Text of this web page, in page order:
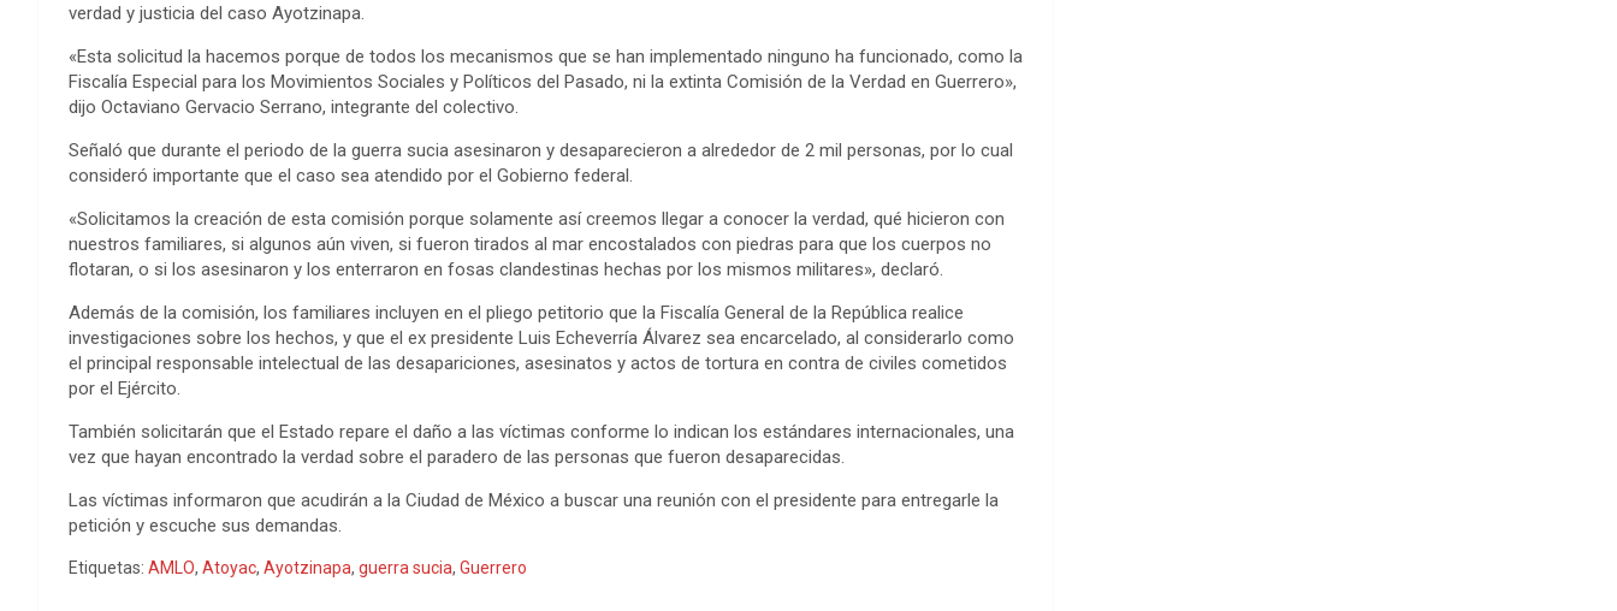
verdad y justicia del caso Ayotzinapa.
«Esta solicitud la hacemos porque de todos los mecanismos que se han implementado ninguno ha funcionado, como la
Fiscalía Especial para los Movimientos Sociales y Políticos del Pasado, ni la extinta Comisión de la Verdad en Guerrero»,
dijo Octaviano Gervacio Serrano, integrante del colectivo.
Señaló que durante el periodo de la guerra sucia asesinaron y desaparecieron a alrededor de 2 mil personas, por lo cual
consideró importante que el caso sea atendido por el Gobierno federal.
«Solicitamos la creación de esta comisión porque solamente así creemos llegar a conocer la verdad, qué hicieron con
nuestros familiares, si algunos aún viven, si fueron tirados al mar encostalados con piedras para que los cuerpos no
flotaran, o si los asesinaron y los enterraron en fosas clandestinas hechas por los mismos militares», declaró.
Además de la comisión, los familiares incluyen en el pliego petitorio que la Fiscalía General de la República realice
investigaciones sobre los hechos, y que el ex presidente Luis Echeverría Álvarez sea encarcelado, al considerarlo como
el principal responsable intelectual de las desapariciones, asesinatos y actos de tortura en contra de civiles cometidos
por el Ejército.
También solicitarán que el Estado repare el daño a las víctimas conforme lo indican los estándares internacionales, una
vez que hayan encontrado la verdad sobre el paradero de las personas que fueron desaparecidas.
Las víctimas informaron que acudirán a la Ciudad de México a buscar una reunión con el presidente para entregarle la
petición y escuche sus demandas.
Etiquetas: AMLO, Atoyac, Ayotzinapa, guerra sucia, Guerrero